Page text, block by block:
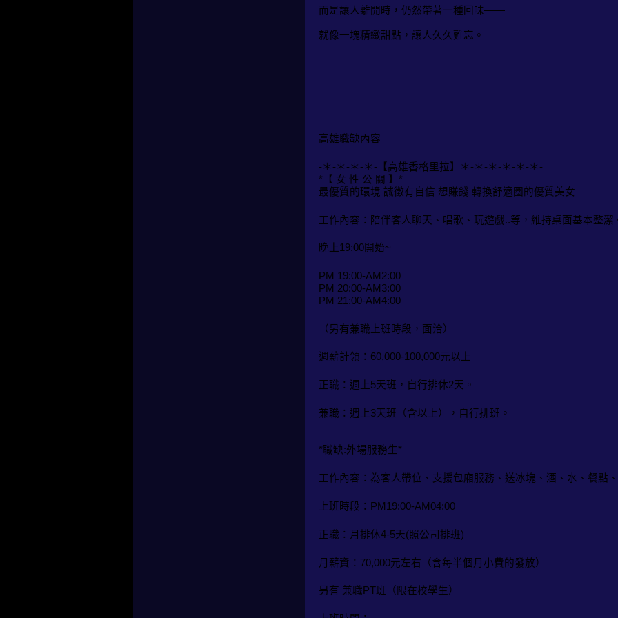
而是讓人離開時，仍然帶著一種回味——
就像一塊精緻甜點，讓人久久難忘。
高雄職缺內容
-＊-＊-＊-＊-【高雄香格里拉】＊-＊-＊-＊-＊-＊-
*【 女 性 公 關 】*
最優質的環境 誠徵有自信 想賺錢 轉換舒適圈的優質美女
工作內容：陪伴客人聊天、唱歌、玩遊戲..等，維持桌面基本整潔
晚上19:00開始~
PM 19:00-AM2:00
PM 20:00-AM3:00
PM 21:00-AM4:00
（另有兼職上班時段，面洽）
週薪計領：60,000-100,000元以上
正職：週上5天班，自行排休2天。
兼職：週上3天班（含以上），自行排班。
*職缺:外場服務生*
工作內容：為客人帶位、支援包廂服務、送冰塊、酒、水、餐點
上班時段：PM19:00-AM04:00
正職：月排休4-5天(照公司排班)
月薪資：70,000元左右（含每半個月小費的發放）
另有 兼職PT班（限在校學生）